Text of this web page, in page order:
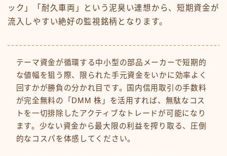
ック」「耐久車両」という泥臭い連想から、短期資金が
流入しやすい絶好の監視銘柄となります。
テーマ資金が循環する中小型の部品メーカーで短期的
な値幅を狙う際、限られた手元資金をいかに効率よく
回すかが勝負の分かれ目です。国内信用取引の手数料
が完全無料の「DMM 株」を活用すれば、無駄なコス
トを一切排除したアクティブなトレードが可能になり
ます。少ない資金から最大限の利益を搾り取る、圧倒
的なコスパを体感してください。